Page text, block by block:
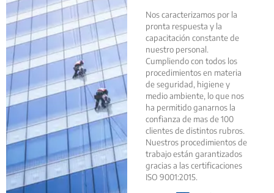
Nos caracterizamos por la
pronta respuesta y la
capacitación constante de
nuestro personal.
Cumpliendo con todos los
procedimientos en materia
de seguridad, higiene y
medio ambiente, lo que nos
ha permitido ganarnos la
confianza de mas de 100
clientes de distintos rubros.
Nuestros procedimientos de
trabajo están garantizados
gracias a las certificaciones
ISO 9001:2015.